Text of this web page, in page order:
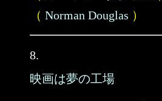
（ Norman Douglas ）
8.
映画は夢の工場